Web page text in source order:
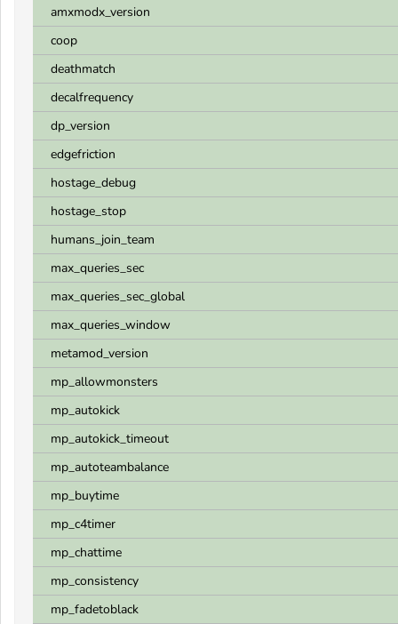
amxmodx_version
coop
deathmatch
decalfrequency
dp_version
edgefriction
hostage_debug
hostage_stop
humans_join_team
max_queries_sec
max_queries_sec_global
max_queries_window
metamod_version
mp_allowmonsters
mp_autokick
mp_autokick_timeout
mp_autoteambalance
mp_buytime
mp_c4timer
mp_chattime
mp_consistency
mp_fadetoblack